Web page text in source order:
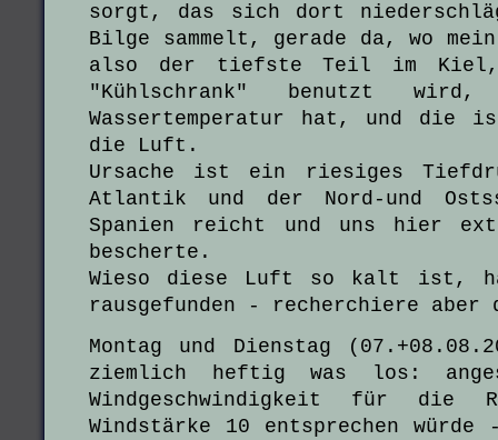
sorgt, das sich dort
Bilge sammelt, gerade da, wo
also der tiefste Teil im
"Kühlschrank" benutzt
Wassertemperatur hat, und die
die Luft.
Ursache ist ein riesiges
Atlantik und der Nord-und
Spanien reicht und uns hier
bescherte.
Wieso diese Luft so kalt ist,
rausgefunden - recherchiere aber
Montag und Dienstag
ziemlich heftig was los:
Windgeschwindigkeit für die
Windstärke 10 entsprechen